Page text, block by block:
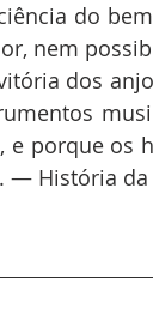
do
nem
dos
e porque os
— História da